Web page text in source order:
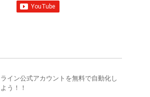
ライン公式アカウントを無料で自動化し
よう！！